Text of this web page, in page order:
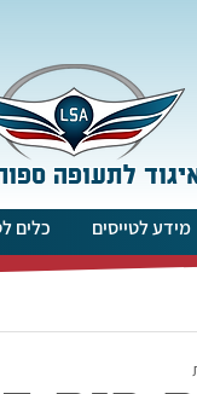
לתעופה
מידע לטייסים כלים